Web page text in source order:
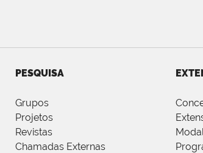
PESQUISA
Grupos
Projetos
Revistas
Chamadas Externas